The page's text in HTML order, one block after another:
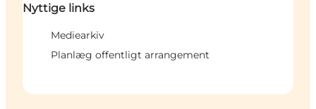
Nyttige links
Mediearkiv
Planlæg offentligt arrangement